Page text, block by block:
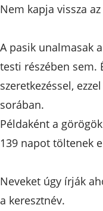
Nem kapja vissza
A pasik unalmasak
testi részében sem.
szeretkezéssel,
sorában.
Példaként a
139 napot töltenek
Neveket úgy írják
a keresztnév.